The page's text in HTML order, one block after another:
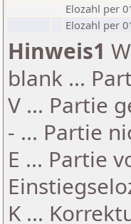
Elozahl per
Elozahl per
Hinweis1
blank ...
V ... Partie
- ... Partie
E ... Partie
K ...